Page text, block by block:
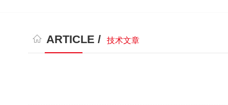
ARTICLE / 技术文章